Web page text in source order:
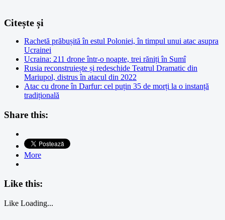
Citește și
Rachetă prăbușită în estul Poloniei, în timpul unui atac asupra
Ucrainei
Ucraina: 211 drone într-o noapte, trei răniți în Sumî
Rusia reconstruiește și redeschide Teatrul Dramatic din
Mariupol, distrus în atacul din 2022
Atac cu drone în Darfur: cel puțin 35 de morți la o instanță
tradițională
Share this:
More
Like this:
Like Loading...